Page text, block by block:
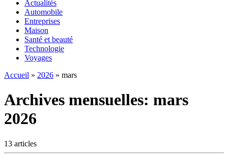
Actualités
Automobile
Entreprises
Maison
Santé et beauté
Technologie
Voyages
Accueil » 2026 » mars
Archives mensuelles: mars
2026
13 articles